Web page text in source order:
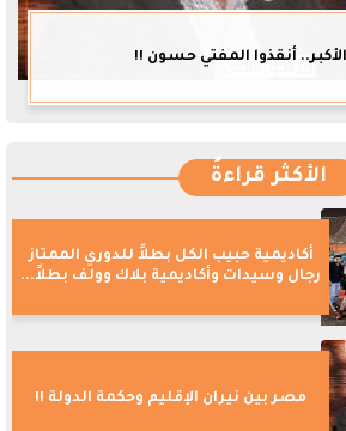
الأكبر.. أنقذوا المفتي حسون !!
الأكثر قراءةً
أكاديمية حبيب الكل بطلاً للدوري الممتاز
رجال وسيدات وأكاديمية بلاك وولف بطلاً...
مصر بين نيران الإقليم وحكمة الدولة !!